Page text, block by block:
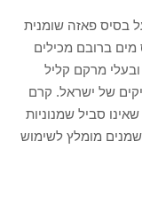
בסיס פאזה שומנית
מים ברובם מכילים
מרקם קליל
של ישראל. קרם
סביל שמנוניות
שמנים מומלץ לשימוש